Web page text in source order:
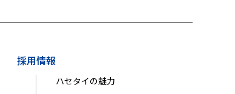
採用情報
ハセタイの魅力